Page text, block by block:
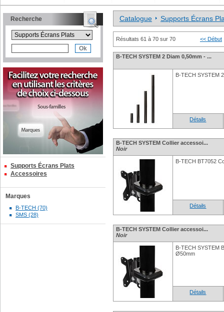
Recherche
Supports Écrans Plats
Accessoires
Marques
B-TECH (70)
SMS (28)
Catalogue Supports Écrans
Résultats 61 à 70 sur 70 << Début
B-TECH SYSTEM 2 Diam 0,50mm - ...
B-TECH SYSTEM
Détails
B-TECH SYSTEM Collier accessoi...
Noir
B-TECH BT7052
Détails
B-TECH SYSTEM Collier accessoi...
Noir
B-TECH SYSTEM
Ø50mm
Détails